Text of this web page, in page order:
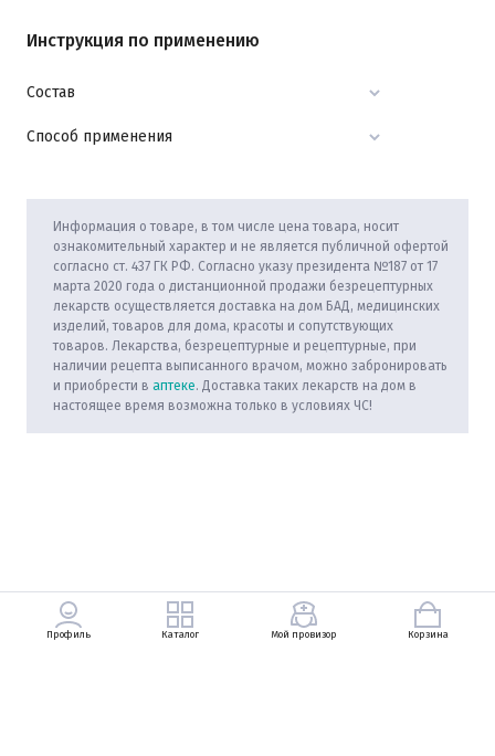
Инструкция по применению
Состав
Способ применения
Информация о товаре, в том числе цена товара, носит
ознакомительный характер и не является публичной офертой
согласно ст. 437 ГК РФ. Согласно указу президента №187 от 17
марта 2020 года о дистанционной продажи безрецептурных
лекарств осуществляется доставка на дом БАД, медицинских
изделий, товаров для дома, красоты и сопутствующих
товаров. Лекарства, безрецептурные и рецептурные, при
наличии рецепта выписанного врачом, можно забронировать
и приобрести в аптеке. Доставка таких лекарств на дом в
настоящее время возможна только в условиях ЧС!
Профиль Каталог Мой провизор Корзина